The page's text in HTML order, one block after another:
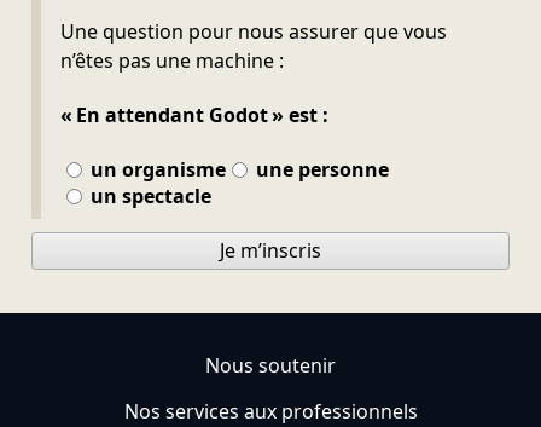
Une question pour nous assurer que vous
n’êtes pas une machine :
« En attendant Godot » est :
un organisme
une personne
un spectacle
Ne pas remplir
Je m’inscris
Nous soutenir
Nos services aux professionnels